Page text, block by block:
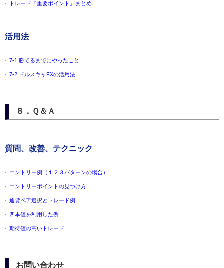
トレード『重要ポイント』まとめ
活用法
7-1 勝てるまでにやったこと
7-2 ドルスキャFXの活用法
８．Ｑ＆Ａ
質問、改善、テクニック
エントリー例（１２３パターンの場合）
エントリーポイントの見つけ方
通貨ペア選択とトレード例
四本値を利用した例
期待値の高いトレード
お問い合わせ